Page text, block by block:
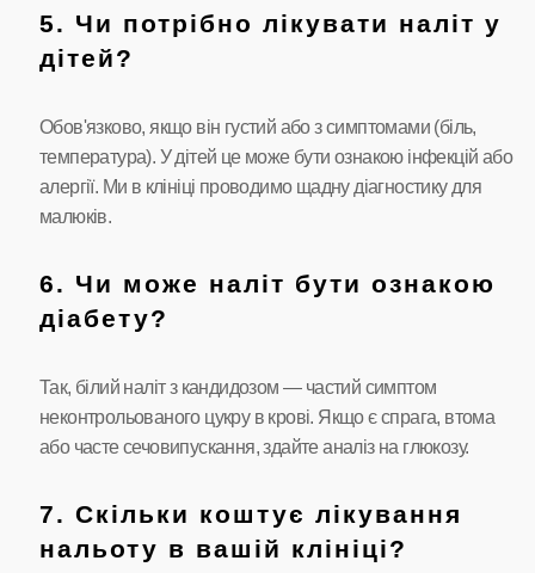
5. Чи потрібно лікувати наліт у
дітей?
Обов'язково, якщо він густий або з симптомами (біль,
температура). У дітей це може бути ознакою інфекцій або
алергії. Ми в клініці проводимо щадну діагностику для
малюків.
6. Чи може наліт бути ознакою
діабету?
Так, білий наліт з кандидозом — частий симптом
неконтрольованого цукру в крові. Якщо є спрага, втома
або часте сечовипускання, здайте аналіз на глюкозу.
7. Скільки коштує лікування
нальоту в вашій клініці?